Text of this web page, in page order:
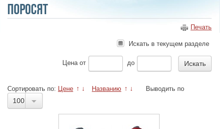
поросят
Печать
Искать в текущем разделе
Ценаот до
Сортировать по: Цене ↑ ↓ Названию ↑ ↓ Выводить по
100